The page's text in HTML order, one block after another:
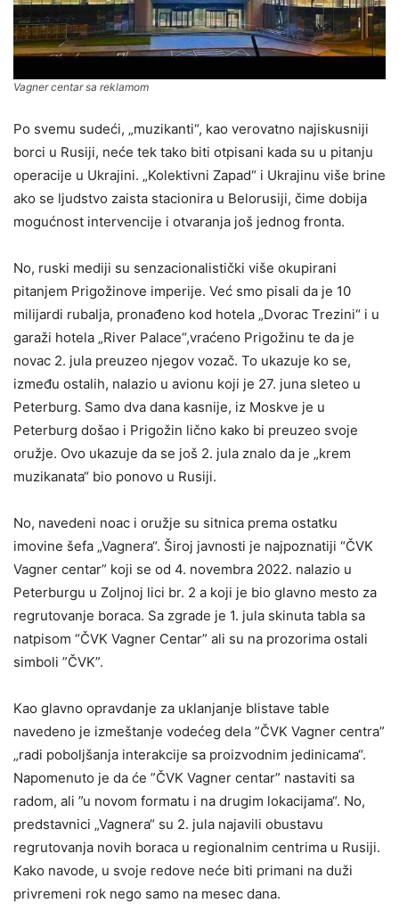
Vagner centar sa reklamom
Po svemu sudeći, „muzikanti“, kao verovatno najiskusniji
borci u Rusiji, neće tek tako biti otpisani kada su u pitanju
operacije u Ukrajini. „Kolektivni Zapad“ i Ukrajinu više brine
ako se ljudstvo zaista stacionira u Belorusiji, čime dobija
mogućnost intervencije i otvaranja još jednog fronta.
No, ruski mediji su senzacionalistički više okupirani
pitanjem Prigožinove imperije. Već smo pisali da je 10
milijardi rubalja, pronađeno kod hotela „Dvorac Trezini“ i u
garaži hotela „River Palace“,vraćeno Prigožinu te da je
novac 2. jula preuzeo njegov vozač. To ukazuje ko se,
između ostalih, nalazio u avionu koji je 27. juna sleteo u
Peterburg. Samo dva dana kasnije, iz Moskve je u
Peterburg došao i Prigožin lično kako bi preuzeo svoje
oružje. Ovo ukazuje da se još 2. jula znalo da je „krem
muzikanata“ bio ponovo u Rusiji.
No, navedeni noac i oružje su sitnica prema ostatku
imovine šefa „Vagnera“. Široj javnosti je najpoznatiji “ČVK
Vagner centar” koji se od 4. novembra 2022. nalazio u
Peterburgu u Zoljnoj lici br. 2 a koji je bio glavno mesto za
regrutovanje boraca. Sa zgrade je 1. jula skinuta tabla sa
natpisom “ČVK Vagner Centar” ali su na prozorima ostali
simboli ”ČVK”.
Kao glavno opravdanje za uklanjanje blistave table
navedeno je izmeštanje vodećeg dela ”ČVK Vagner centra”
„radi poboljšanja interakcije sa proizvodnim jedinicama“.
Napomenuto je da će ”ČVK Vagner centar” nastaviti sa
radom, ali ”u novom formatu i na drugim lokacijama“. No,
predstavnici „Vagnera“ su 2. jula najavili obustavu
regrutovanja novih boraca u regionalnim centrima u Rusiji.
Kako navode, u svoje redove neće biti primani na duži
privremeni rok nego samo na mesec dana.